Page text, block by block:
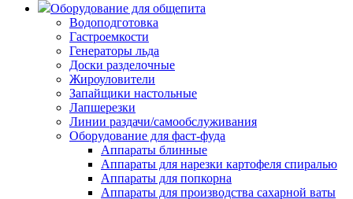
Оборудование для общепита
Водоподготовка
Гастроемкости
Генераторы льда
Доски разделочные
Жироуловители
Запайщики настольные
Лапшерезки
Линии раздачи/самообслуживания
Оборудование для фаст-фуда
Аппараты блинные
Аппараты для нарезки картофеля спиралью
Аппараты для попкорна
Аппараты для производства сахарной ваты